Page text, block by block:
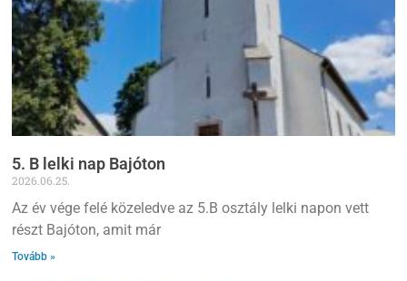
5. B lelki nap Bajóton
2026.06.25.
Az év vége felé közeledve az 5.B osztály lelki napon vett
részt Bajóton, amit már
Tovább »